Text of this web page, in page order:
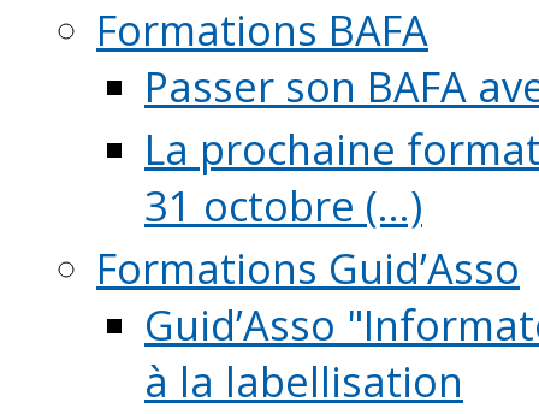
Formations BAFA
Passer son BAFA
La prochaine
31 octobre (...)
Formations Guid’Asso
Guid’Asso
à la labellisation